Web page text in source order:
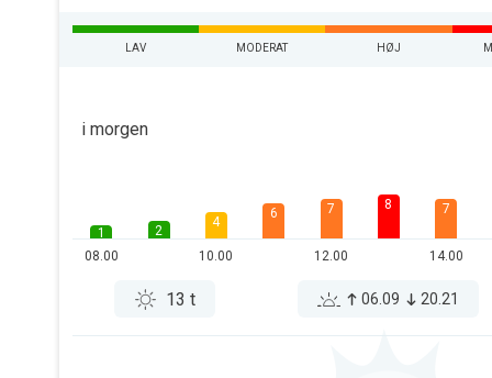
LAV MODERAT HØJ
i morgen
1
08.00
2
4
10.00
6 7
12.00
8 7
14.00
13 t 06.09 20.21